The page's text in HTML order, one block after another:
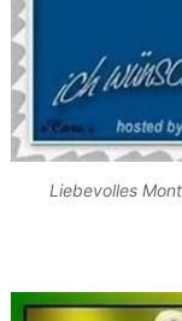
Liebevolles